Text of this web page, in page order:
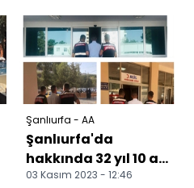
Şanlıurfa - AA
Şanlıurfa'da
hakkında 32 yıl 10 ay
kesinleşmiş hapis
03 Kasım 2023 - 12:46